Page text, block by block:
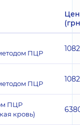
ПЦР
ПЦР
ПЦР
кровь)